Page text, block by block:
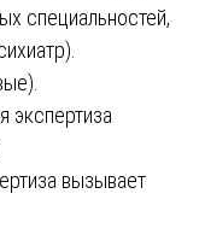
специальностей,
экспертиза
вызывает